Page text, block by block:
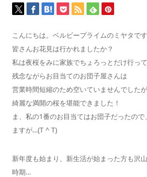
こんにちは。ベルビープライムのミヤタです
皆さんお花見は行かれましたか？
私は夜桜をみに家族でちょろっとだけ行っ
残念ながらお目当てのお団子屋さんは
営業時間短縮のため空いていませんでした
綺麗な満開の桜を堪能できました！
ま、私の1番のお目当てはお団子だったの
ますが…(T ^ T)
新年度も始まり、新生活が始まった方も沢
時期…